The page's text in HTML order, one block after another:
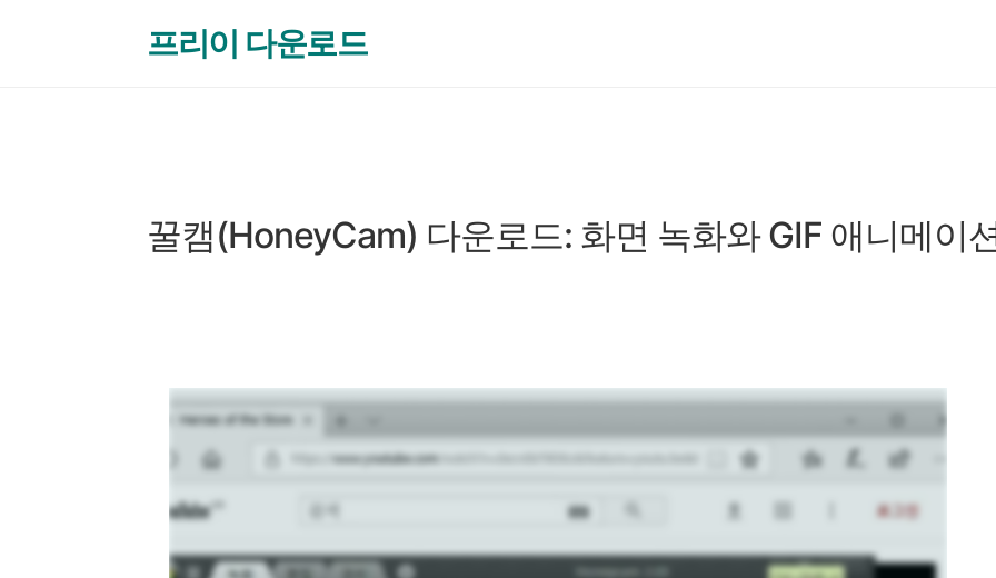
프리이 다운로드
꿀캠(HoneyCam) 다운로드: 화면 녹화와 GIF 애니메이